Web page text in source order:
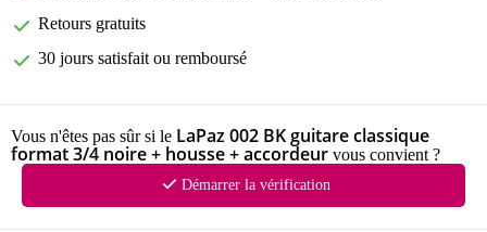
Retours gratuits
30 jours satisfait ou remboursé
Vous n'êtes pas sûr si le LaPaz 002 BK guitare classique
format 3/4 noire + housse + accordeur vous convient ?
Démarrer la vérification